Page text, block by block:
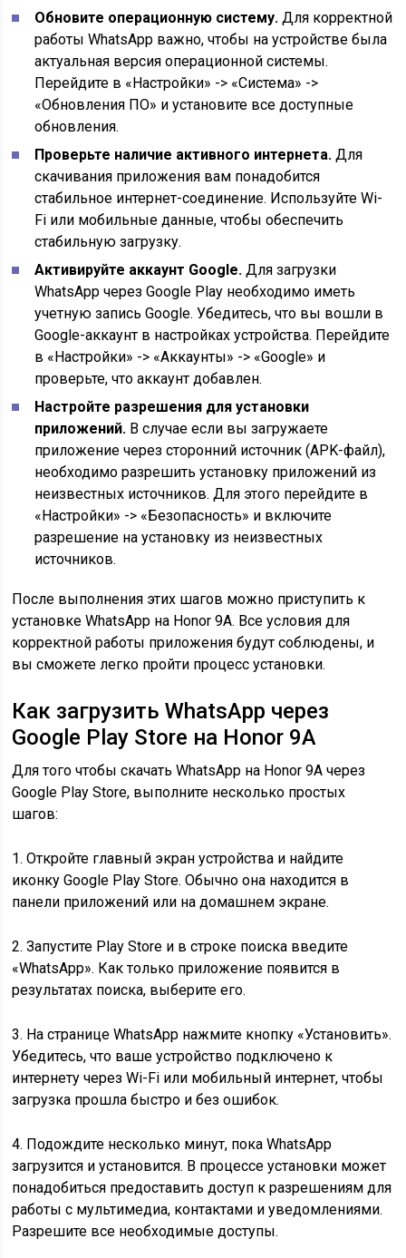
Обновите операционную систему. Для корректной
работы WhatsApp важно, чтобы на устройстве была
актуальная версия операционной системы.
Перейдите в «Настройки» -> «Система» ->
«Обновления ПО» и установите все доступные
обновления.
Проверьте наличие активного интернета. Для
скачивания приложения вам понадобится
стабильное интернет-соединение. Используйте Wi-
Fi или мобильные данные, чтобы обеспечить
стабильную загрузку.
Активируйте аккаунт Google. Для загрузки
WhatsApp через Google Play необходимо иметь
учетную запись Google. Убедитесь, что вы вошли в
Google-аккаунт в настройках устройства. Перейдите
в «Настройки» -> «Аккаунты» -> «Google» и
проверьте, что аккаунт добавлен.
Настройте разрешения для установки
приложений. В случае если вы загружаете
приложение через сторонний источник (APK-файл),
необходимо разрешить установку приложений из
неизвестных источников. Для этого перейдите в
«Настройки» -> «Безопасность» и включите
разрешение на установку из неизвестных
источников.
После выполнения этих шагов можно приступить к
установке WhatsApp на Honor 9A. Все условия для
корректной работы приложения будут соблюдены, и
вы сможете легко пройти процесс установки.
Как загрузить WhatsApp через
Google Play Store на Honor 9A
Для того чтобы скачать WhatsApp на Honor 9A через
Google Play Store, выполните несколько простых
шагов:
1. Откройте главный экран устройства и найдите
иконку Google Play Store. Обычно она находится в
панели приложений или на домашнем экране.
2. Запустите Play Store и в строке поиска введите
«WhatsApp». Как только приложение появится в
результатах поиска, выберите его.
3. На странице WhatsApp нажмите кнопку «Установить».
Убедитесь, что ваше устройство подключено к
интернету через Wi-Fi или мобильный интернет, чтобы
загрузка прошла быстро и без ошибок.
4. Подождите несколько минут, пока WhatsApp
загрузится и установится. В процессе установки может
понадобиться предоставить доступ к разрешениям для
работы с мультимедиа, контактами и уведомлениями.
Разрешите все необходимые доступы.